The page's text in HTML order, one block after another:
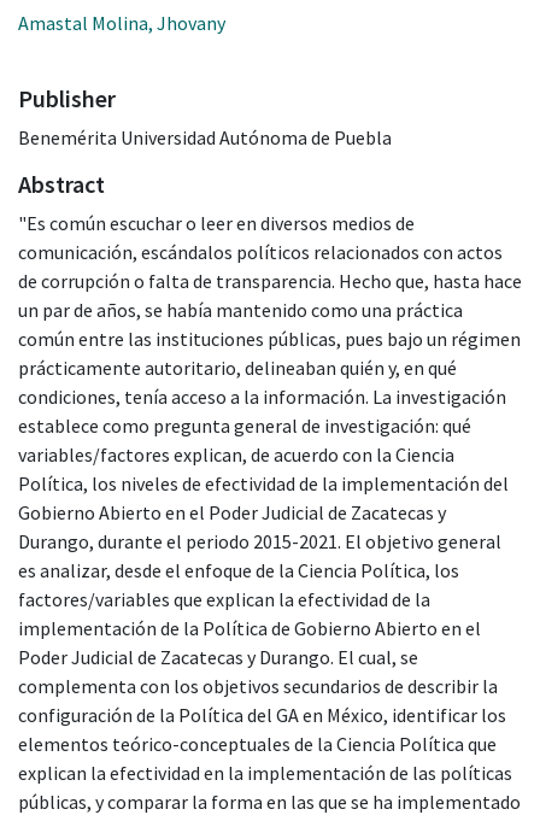
Amastal Molina, Jhovany
Publisher
Benemérita Universidad Autónoma de Puebla
Abstract
"Es común escuchar o leer en diversos medios de
comunicación, escándalos políticos relacionados con actos
de corrupción o falta de transparencia. Hecho que, hasta hace
un par de años, se había mantenido como una práctica
común entre las instituciones públicas, pues bajo un régimen
prácticamente autoritario, delineaban quién y, en qué
condiciones, tenía acceso a la información. La investigación
establece como pregunta general de investigación: qué
variables/factores explican, de acuerdo con la Ciencia
Política, los niveles de efectividad de la implementación del
Gobierno Abierto en el Poder Judicial de Zacatecas y
Durango, durante el periodo 2015-2021. El objetivo general
es analizar, desde el enfoque de la Ciencia Política, los
factores/variables que explican la efectividad de la
implementación de la Política de Gobierno Abierto en el
Poder Judicial de Zacatecas y Durango. El cual, se
complementa con los objetivos secundarios de describir la
configuración de la Política del GA en México, identificar los
elementos teórico-conceptuales de la Ciencia Política que
explican la efectividad en la implementación de las políticas
públicas, y comparar la forma en las que se ha implementado